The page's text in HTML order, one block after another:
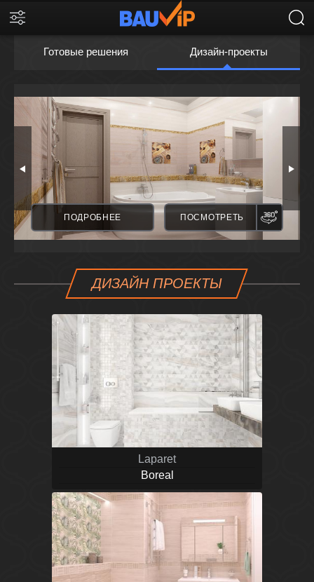
Готовые решения Дизайн-проекты
ПОДРОБНЕЕ ПОСМОТРЕТЬ
ДИЗАЙН ПРОЕКТЫ
Laparet
Boreal